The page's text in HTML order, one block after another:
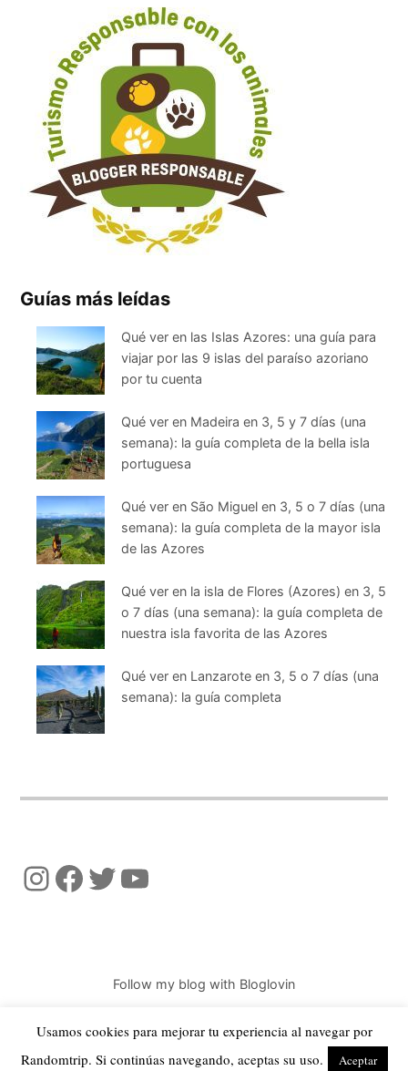
Guías más leídas
Qué ver en las Islas Azores: una guía para
viajar por las 9 islas del paraíso azoriano
por tu cuenta
Qué ver en Madeira en 3, 5 y 7 días (una
semana): la guía completa de la bella isla
portuguesa
Qué ver en São Miguel en 3, 5 o 7 días (una
semana): la guía completa de la mayor isla
de las Azores
Qué ver en la isla de Flores (Azores) en 3, 5
o 7 días (una semana): la guía completa de
nuestra isla favorita de las Azores
Qué ver en Lanzarote en 3, 5 o 7 días (una
semana): la guía completa
InstagramFacebook Twitter YouTube
Follow my blog with Bloglovin
© 2026 Copyright Randomtrip - Todos los derechos reservados
Usamos cookies para mejorar tu experiencia al navegar por
Randomtrip. Si continúas navegando, aceptas su uso.
Aceptar